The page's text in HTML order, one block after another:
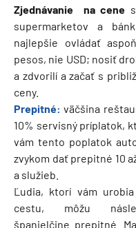
Zjednávanie na cene
supermarketov a
najlepšie ovládať
pesos, nie USD; nosiť
a zdvorilí a začať s
ceny.
Prepitné: väčšina
10% servisný príplatok,
vám tento poplatok
zvykom dať prepitné 10
a služieb.
Ľudia, ktorí vám
cestu, môžu
španielčine prepitné.